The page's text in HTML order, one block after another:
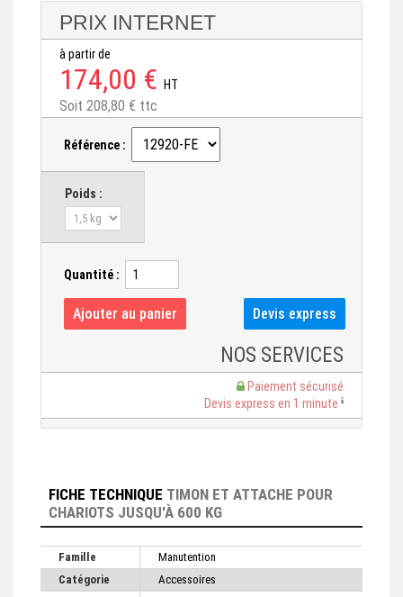
PRIX INTERNET
à partir de
174,00 € HT
Soit 208,80 € ttc
Référence :
Poids :
Quantité :
NOS SERVICES
Paiement sécurisé
Devis express en 1 minute
FICHE TECHNIQUE TIMON ET ATTACHE POUR
CHARIOTS JUSQU'À 600 KG
Famille
Manutention
Catégorie
Accessoires